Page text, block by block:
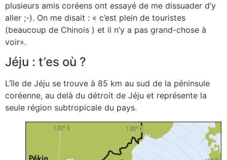
plusieurs amis coréens ont essayé de me dissuader d’y
aller ;-). On me disait : « c’est plein de touristes
(beaucoup de Chinois ) et il n’y a pas grand-chose à
voir».
Jéju : t’es où ?
L’île de Jéju se trouve à 85 km au sud de la péninsule
coréenne, au delà du détroit de Jéju et représente la
seule région subtropicale du pays.